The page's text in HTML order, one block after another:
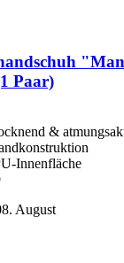
Paar)
&
Innenfläche
August